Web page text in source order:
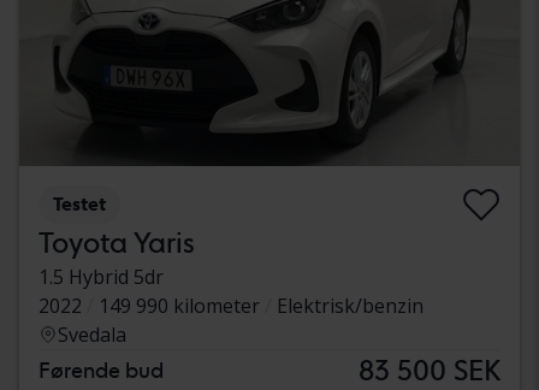
Testet
Toyota Yaris
1.5 Hybrid 5dr
2022
149 990 kilometer
Elektrisk/benzin
Svedala
Førende bud 83 500 SEK